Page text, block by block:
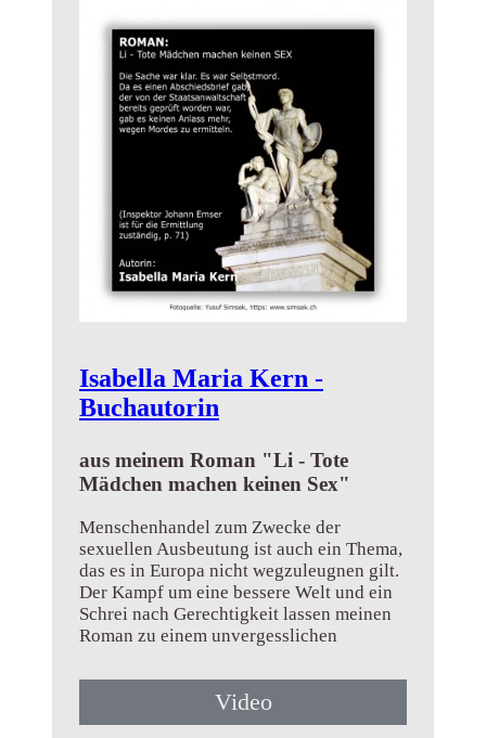
Isabella Maria Kern -
Buchautorin
aus meinem Roman "Li - Tote
Mädchen machen keinen Sex"
Menschenhandel zum Zwecke der
sexuellen Ausbeutung ist auch ein Thema,
das es in Europa nicht wegzuleugnen gilt.
Der Kampf um eine bessere Welt und ein
Schrei nach Gerechtigkeit lassen meinen
Roman zu einem unvergesslichen
Video